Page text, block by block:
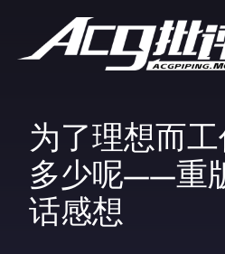
为了理想而工
多少呢——重
话感想